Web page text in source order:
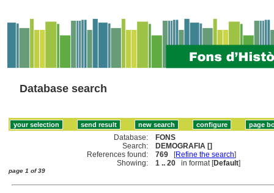
Database search
Database:
FONS
Search:
DEMOGRAFIA []
References found:
769 [Refine the search]
Showing:
1 .. 20 in format [Default]
page 1 of 39